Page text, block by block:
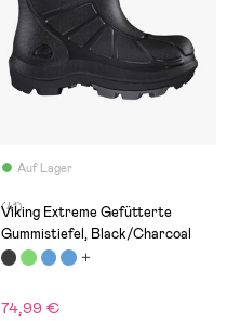
Auf Lager
(41)
Viking Extreme Gefütterte
Gummistiefel, Black/Charcoal
74,99 €